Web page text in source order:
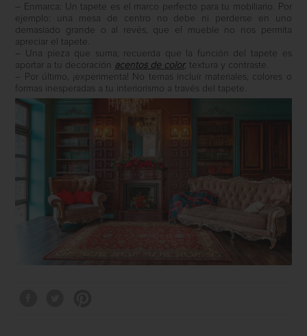
– Enmarca: Un tapete es el marco perfecto para tu mobiliario. Por
ejemplo: una mesa de centro no debe ni perderse en uno
demasiado grande o al revés, que el mueble no nos permita
apreciar el tapete.
– Una pieza que suma; recuerda que la función del tapete es
aportar a tu decoración acentos de color, textura y contraste.
– Por último, ¡experimenta! No temas incluir materiales, colores o
formas inesperadas a tu interiorismo a través del tapete.